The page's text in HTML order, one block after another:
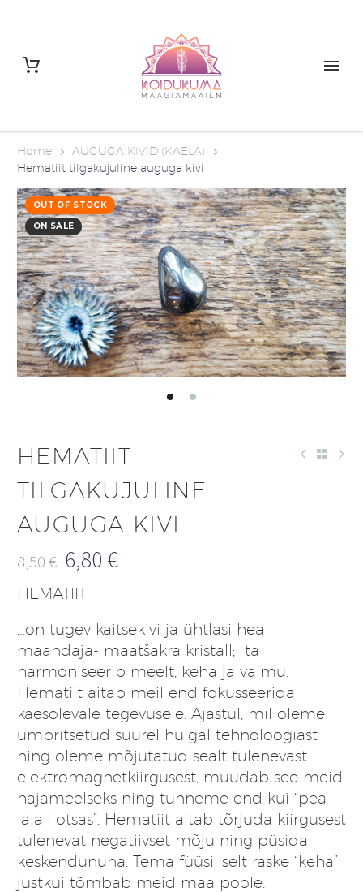
Home
AUGUGA KIVID (KAELA)
Hematiit tilgakujuline auguga kivi
OUT OF STOCK
ON SALE
HEMATIIT
TILGAKUJULINE
AUGUGA KIVI
8,50€
Algne
hind
oli:
8,50 €.
6,80 €
Praegune
hind
on:
6,80 €.
HEMATIIT
…on tugev kaitsekivi ja ühtlasi hea
maandaja- maatšakra kristall; ta
harmoniseerib meelt, keha ja vaimu.
Hematiit aitab meil end fokusseerida
käesolevale tegevusele. Ajastul, mil oleme
ümbritsetud suurel hulgal tehnoloogiast
ning oleme mõjutatud sealt tulenevast
elektromagnetkiirgusest, muudab see meid
hajameelseks ning tunneme end kui “pea
laiali otsas”. Hematiit aitab tõrjuda kiirgusest
tulenevat negatiivset mõju ning püsida
keskendununa. Tema füüsiliselt raske “keha”
justkui tõmbab meid maa poole.